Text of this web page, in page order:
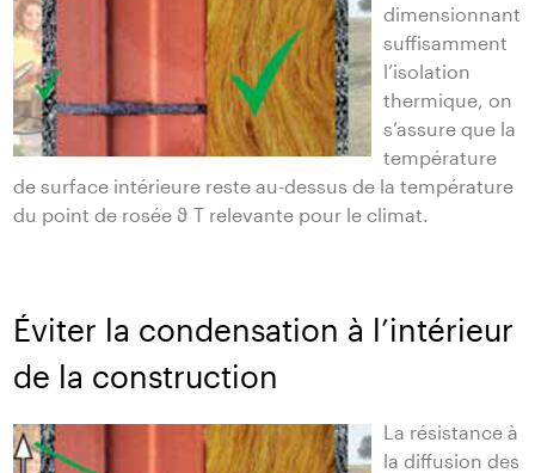
dimensionnant
suffisamment
l’isolation
thermique, on
s’assure que la
température
de surface intérieure reste au-dessus de la température
du point de rosée ϑ T relevante pour le climat.
Éviter la condensation à l’intérieur
de la construction
La résistance à
la diffusion des